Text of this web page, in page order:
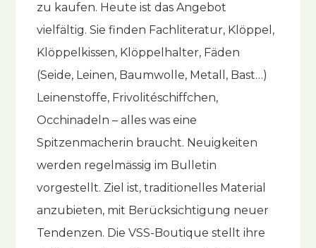
zu kaufen. Heute ist das Angebot
vielfältig. Sie finden Fachliteratur, Klöppel,
Klöppelkissen, Klöppelhalter, Fäden
(Seide, Leinen, Baumwolle, Metall, Bast…)
Leinenstoffe, Frivolitéschiffchen,
Occhinadeln – alles was eine
Spitzenmacherin braucht. Neuigkeiten
werden regelmässig im Bulletin
vorgestellt. Ziel ist, traditionelles Material
anzubieten, mit Berücksichtigung neuer
Tendenzen. Die VSS-Boutique stellt ihre